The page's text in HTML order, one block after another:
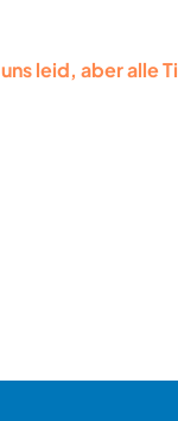
leid, aber alle